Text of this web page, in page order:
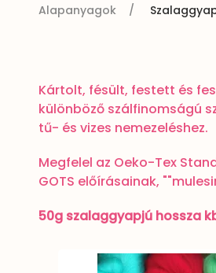
Alapanyagok
Kártolt, fésült, festett és
különböző szálfinomságú
tű- és vizes nemezeléshez.
Megfelel az Oeko-Tex
GOTS előírásainak,
50g szalaggyapjú hossza